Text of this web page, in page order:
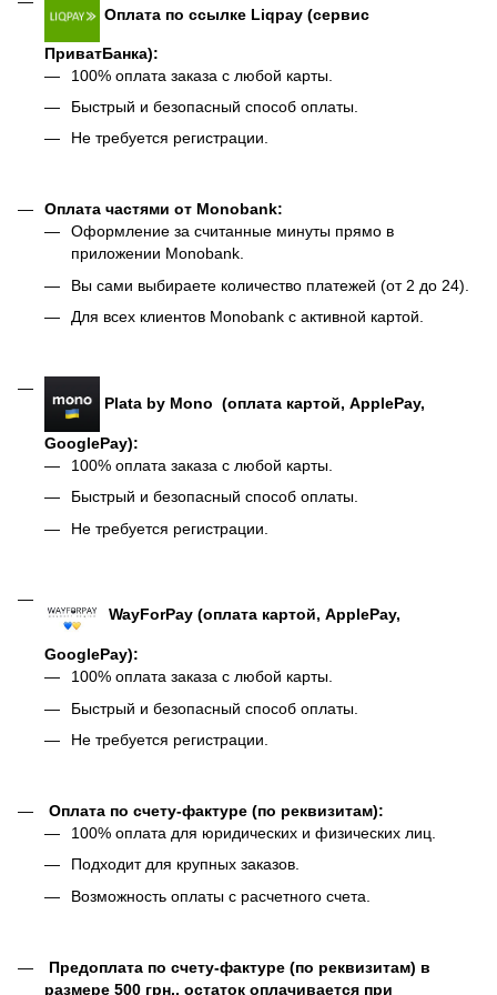
Оплата по ссылке Liqpay (сервис
ПриватБанка):
100% оплата заказа с любой карты.
Быстрый и безопасный способ оплаты.
Не требуется регистрации.
Оплата частями от Monobank:
Оформление за считанные минуты прямо в
приложении Monobank.
Вы сами выбираете количество платежей (от 2 до 24).
Для всех клиентов Monobank с активной картой.
Plata by Mono (оплата картой, ApplePay,
GooglePay):
100% оплата заказа с любой карты.
Быстрый и безопасный способ оплаты.
Не требуется регистрации.
WayForPay (оплата картой, ApplePay,
GooglePay):
100% оплата заказа с любой карты.
Быстрый и безопасный способ оплаты.
Не требуется регистрации.
Оплата по счету-фактуре (по реквизитам):
100% оплата для юридических и физических лиц.
Подходит для крупных заказов.
Возможность оплаты с расчетного счета.
Предоплата по счету-фактуре (по реквизитам) в
размере 500 грн., остаток оплачивается при